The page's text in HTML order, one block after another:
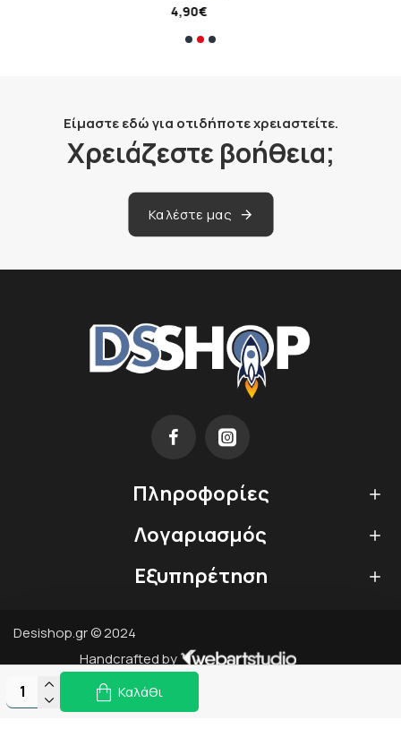
Καλάθι
Είμαστε εδώ για οτιδήποτε χρειαστείτε.
Χρειάζεστε βοήθεια;
Καλέστε μας
Πληροφορίες
Λογαριασμός
Εξυπηρέτηση
Desishop.gr © 2024
Handcrafted by